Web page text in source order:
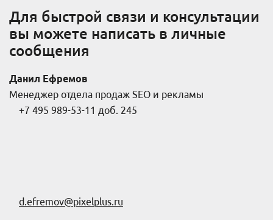
Для быстрой связи и консультации
вы можете написать в личные
сообщения
Данил Ефремов
Менеджер отдела продаж SEO и рекламы
+7 495 989-53-11 доб. 245
d.efremov@pixelplus.ru